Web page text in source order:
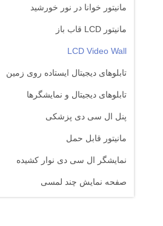
مانیتور خوانا در نور خورشید
مانیتور LCD قاب باز
LCD Video Wall
تابلوهای دیجیتال ایستاده روی زمین
تابلوهای دیجیتال و نمایشگرها
پنل ال سی دی پزشکی
مانیتور قابل حمل
نمایشگر ال سی دی نوار کشیده
صفحه نمایش چند لمسی